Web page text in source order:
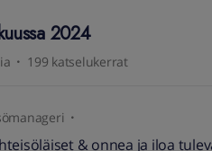
2024
199 katselukerrat
& onnea ja iloa